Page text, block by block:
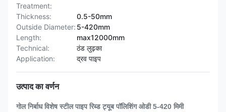
Treatment:
Thickness:
0.5-50mm
Outside Diameter: 5-420mm
Length:
max12000mm
Technical:
ठंड लुढ़का
Application:
द्रव पाइप
उत्पाद का वर्णन
गोल निर्बाध विशेष स्टील पाइप रिब्ड ट्यूब पॉलिशिंग ओडी 5-420 मिमी